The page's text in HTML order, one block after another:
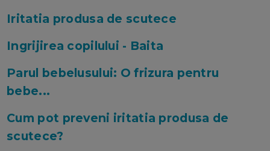
Iritatia produsa de scutece
Ingrijirea copilului - Baita
Parul bebelusului: O frizura pentru
bebe...
Cum pot preveni iritatia produsa de
scutece?